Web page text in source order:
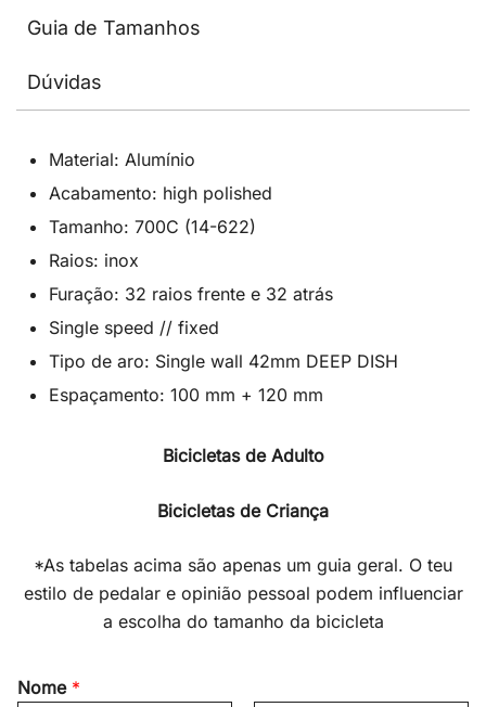
Guia de Tamanhos
Dúvidas
Material: Alumínio
Acabamento: high polished
Tamanho: 700C (14-622)
Raios: inox
Furação: 32 raios frente e 32 atrás
Single speed // fixed
Tipo de aro: Single wall 42mm DEEP DISH
Espaçamento: 100 mm + 120 mm
Bicicletas de Adulto
Bicicletas de Criança
*As tabelas acima são apenas um guia geral. O teu
estilo de pedalar e opinião pessoal podem influenciar
a escolha do tamanho da bicicleta
Nome *